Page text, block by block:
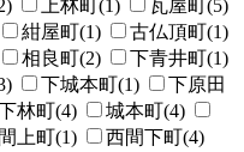
上林町(1)
瓦屋町(5)
紺屋町(1)
古仏頂町(1)
相良町(2)
下青井町(1)
下城本町(1)
下原田
林町(4)
城本町(4)
上町(1)
西間下町(4)